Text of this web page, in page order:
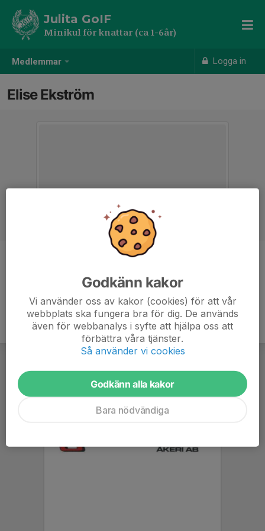
Medlemmar Logga in
Julita GoIF
Minikul för knattar (ca 1-6år)
Elise Ekström
Godkänn kakor
Vi använder oss av kakor (cookies) för att vår
webbplats ska fungera bra för dig. De används
även för webbanalys i syfte att hjälpa oss att
förbättra våra tjänster.
Så använder vi cookies
Godkänn alla kakor
Bara nödvändiga